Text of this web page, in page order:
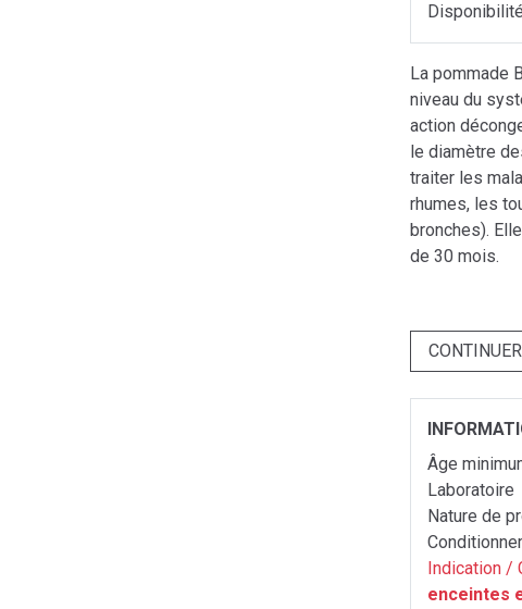
Disponibilité
La pommade
niveau du
action
le diamètre
traiter les
rhumes, les
bronches).
de 30 mois.
Âge
Laboratoire
Nature de
Indication /
enceintes